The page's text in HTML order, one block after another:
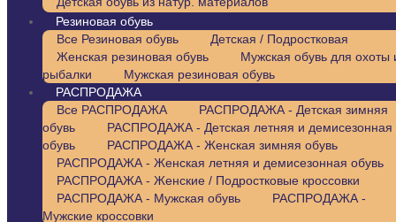
Резиновая обувь
Все Резиновая обувь
Детская / Подростковая
Женская резиновая обувь
Мужская обувь для охоты
рыбалки
Мужская резиновая обувь
РАСПРОДАЖА
Все РАСПРОДАЖА
РАСПРОДАЖА - Детская зимняя
обувь
РАСПРОДАЖА - Детская летняя и демисезонная
обувь
РАСПРОДАЖА - Женская зимняя обувь
РАСПРОДАЖА - Женская летняя и демисезонная обувь
РАСПРОДАЖА - Женские / Подростковые кроссовки
РАСПРОДАЖА - Мужская обувь
РАСПРОДАЖА -
Мужские кроссовки